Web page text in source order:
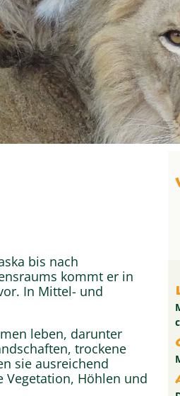
bis nach
kommt er in
In Mittel- und
leben, darunter
trockene
sie ausreichend
Vegetation, Höhlen und